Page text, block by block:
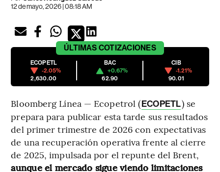
12 de mayo, 2026 | 08:18 AM
ÚLTIMAS COTIZACIONES
ECOPETL
-2.05%
2,630.00
BAC
+0.67%
62.90
CIB
-1.21%
90.01
Bloomberg Línea — Ecopetrol (ECOPETL) se
prepara para publicar esta tarde sus resultados
del primer trimestre de 2026 con expectativas
de una recuperación operativa frente al cierre
de 2025, impulsada por el repunte del Brent,
aunque el mercado sigue viendo limitaciones